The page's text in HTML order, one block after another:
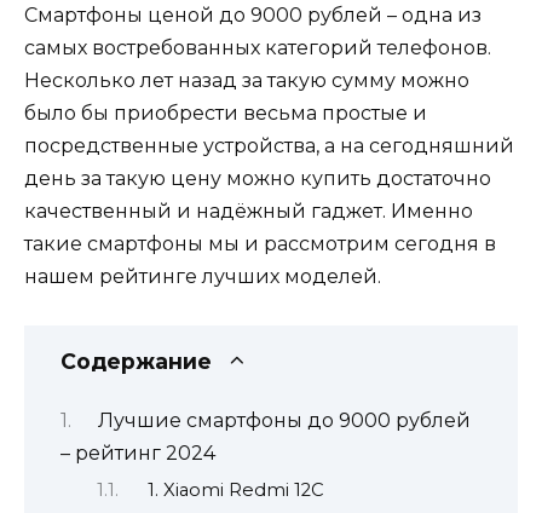
Смартфоны ценой до 9000 рублей – одна из
самых востребованных категорий телефонов.
Несколько лет назад за такую сумму можно
было бы приобрести весьма простые и
посредственные устройства, а на сегодняшний
день за такую цену можно купить достаточно
качественный и надёжный гаджет. Именно
такие смартфоны мы и рассмотрим сегодня в
нашем рейтинге лучших моделей.
Содержание
Лучшие смартфоны до 9000 рублей
– рейтинг 2024
1. Xiaomi Redmi 12C